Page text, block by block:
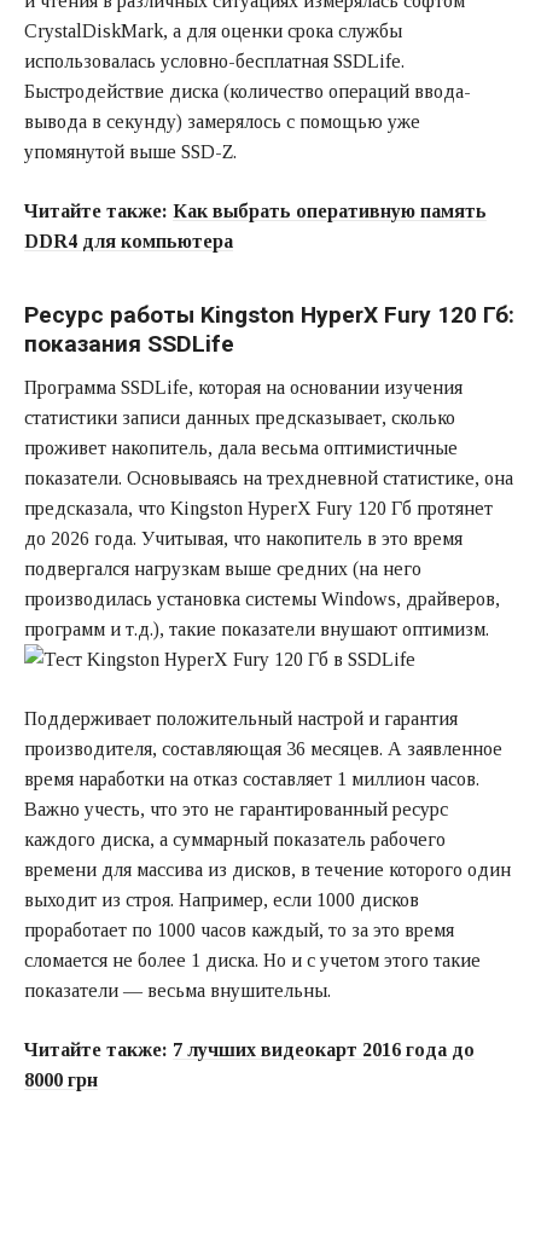
CrystalDiskMark, а для оценки срока службы
использовалась условно-бесплатная SSDLife.
Быстродействие диска (количество операций ввода-
вывода в секунду) замерялось с помощью уже
упомянутой выше SSD-Z.
Читайте также: Как выбрать оперативную память
DDR4 для компьютера
Ресурс работы Kingston HyperX Fury 120 Гб:
показания SSDLife
Программа SSDLife, которая на основании изучения
статистики записи данных предсказывает, сколько
проживет накопитель, дала весьма оптимистичные
показатели. Основываясь на трехдневной статистике, она
предсказала, что Kingston HyperX Fury 120 Гб протянет
до 2026 года. Учитывая, что накопитель в это время
подвергался нагрузкам выше средних (на него
производилась установка системы Windows, драйверов,
программ и т.д.), такие показатели внушают оптимизм.
Поддерживает положительный настрой и гарантия
производителя, составляющая 36 месяцев. А заявленное
время наработки на отказ составляет 1 миллион часов.
Важно учесть, что это не гарантированный ресурс
каждого диска, а суммарный показатель рабочего
времени для массива из дисков, в течение которого один
выходит из строя. Например, если 1000 дисков
проработает по 1000 часов каждый, то за это время
сломается не более 1 диска. Но и с учетом этого такие
показатели — весьма внушительны.
Читайте также: 7 лучших видеокарт 2016 года до
8000 грн